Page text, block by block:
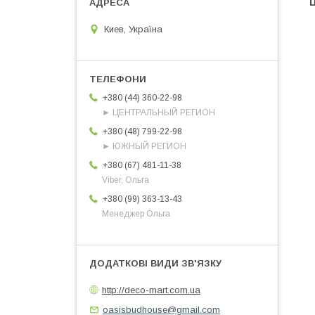
Киев, Україна
+380 (44) 360-22-98
► ЦЕНТРАЛЬНЫЙ РЕГИОН
+380 (48) 799-22-98
► ЮЖНЫЙ РЕГИОН
+380 (67) 481-11-38
Viber, Ольга
+380 (99) 363-13-43
Менеджер Ольга
http://deco-mart.com.ua
oasisbudhouse@gmail.com